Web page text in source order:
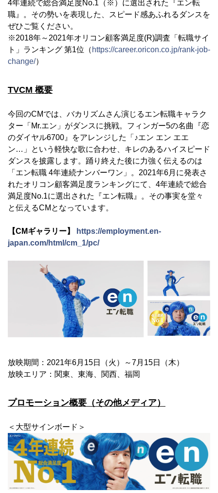
4年連続で総合満足度No.1（※）に選出された『エン転
職』。その勢いを表現した、スピード感あふれるダンスを
ぜひご覧ください。
※2018年～2021年オリコン顧客満足度(R)調査「転職サイ
ト」ランキング 第1位（ https://career.oricon.co.jp/rank-job-
change/）
TVCM 概要
今回のCMでは、バカリズムさん演じるエン転職キャラク
ター「Mr.エン」がダンスに挑戦。フィンガー5の名曲『恋
のダイヤル6700』をアレンジした「♪エン エン エエ
ン…」という軽快な歌に合わせ、キレのあるハイスピード
ダンスを披露します。踊り終えた後に力強く伝えるのは
「エン転職 4年連続ナンバーワン」。2021年6月に発表さ
れたオリコン顧客満足度ランキングにて、4年連続で総合
満足度No.1に選出された『エン転職』。その事実を堂々
と伝えるCMとなっています。
【CMギャラリー】
https://employment.en-
japan.com/html/cm_1/pc/
放映期間：2021年6月15日（火）～7月15日（木）
放映エリア：関東、東海、関西、福岡
プロモーション概要（その他メディア）
＜大型サインボード＞